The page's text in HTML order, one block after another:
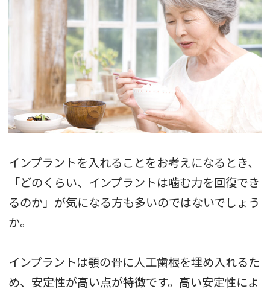
インプラントを入れることをお考えになるとき、
「どのくらい、インプラントは噛む力を回復でき
るのか」が気になる方も多いのではないでしょう
か。
インプラントは顎の骨に人工歯根を埋め入れるた
め、安定性が高い点が特徴です。高い安定性によ